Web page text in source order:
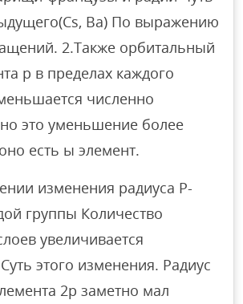
Ba) По выражению
2.Также орбитальный
p в пределах каждого
численно
это уменьшение более
есть ы элемент.
изменения радиуса Р-
группы Количество
увеличивается
этого изменения. Радиус
2p заметно мал